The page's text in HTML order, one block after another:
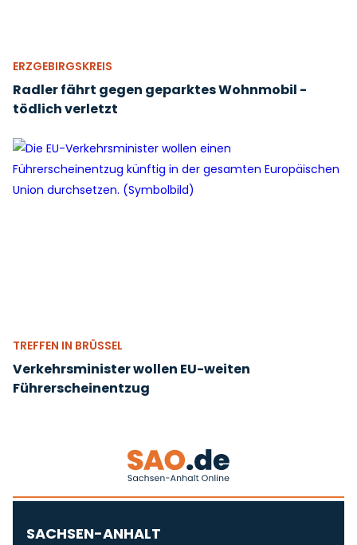
ERZGEBIRGSKREIS
Radler fährt gegen geparktes Wohnmobil -
tödlich verletzt
TREFFEN IN BRÜSSEL
Verkehrsminister wollen EU-weiten
Führerscheinentzug
SACHSEN-ANHALT